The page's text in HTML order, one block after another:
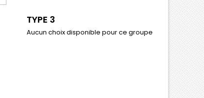
TYPE 3
Aucun choix disponible pour ce groupe